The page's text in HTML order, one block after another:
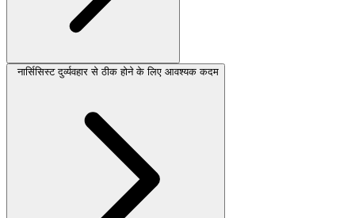
नार्सिसिस्ट दुर्व्यवहार से ठीक होने के लिए आवश्यक कदम